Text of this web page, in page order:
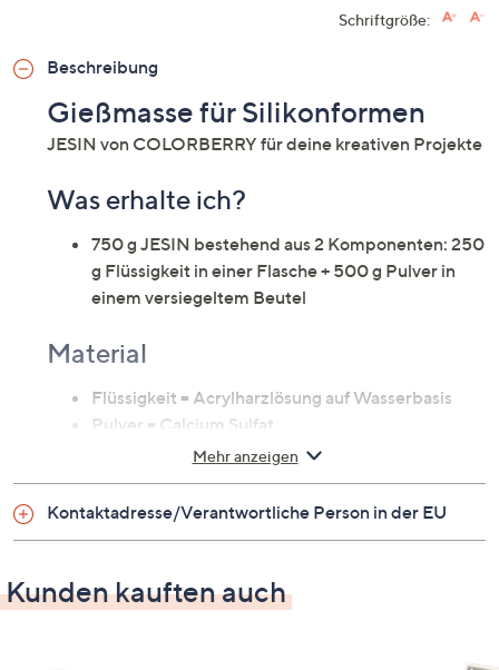
Schriftgröße:
Beschreibung
Gießmasse für Silikonformen
JESIN von COLORBERRY für deine kreativen Projekte
Was erhalte ich?
750 g JESIN bestehend aus 2 Komponenten: 250
g Flüssigkeit in einer Flasche + 500 g Pulver in
einem versiegeltem Beutel
Material
Flüssigkeit = Acrylharzlösung auf Wasserbasis
Pulver = Calcium Sulfat
Mehr anzeigen
Kontaktadresse/Verantwortliche Person in der EU
Kunden kauften auch